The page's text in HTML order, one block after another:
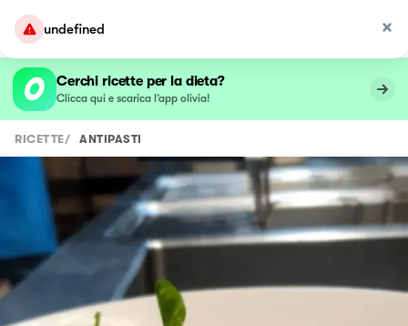
undefined
Cerchi ricette per la dieta?
Clicca qui e scarica l’app olivia!
RICETTE/ ANTIPASTI